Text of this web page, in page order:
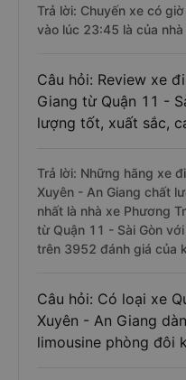
Trả lời: Chuyến xe có
vào lúc 23:45 là của
Câu hỏi: Review xe
Giang từ Quận 11 -
lượng tốt, xuất sắc,
Trả lời: Những hãng xe
Xuyên - An Giang chất
nhất là nhà xe Phương
từ Quận 11 - Sài Gòn
trên 3952 đánh giá của
Câu hỏi: Có loại xe
Xuyên - An Giang
limousine phòng đôi